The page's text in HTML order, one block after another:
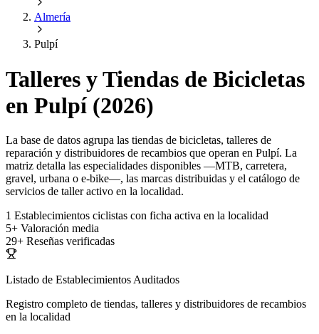
Almería
Pulpí
Talleres y Tiendas de Bicicletas
en Pulpí (2026)
La base de datos agrupa las tiendas de bicicletas, talleres de
reparación y distribuidores de recambios que operan en Pulpí. La
matriz detalla las especialidades disponibles —MTB, carretera,
gravel, urbana o e-bike—, las marcas distribuidas y el catálogo de
servicios de taller activo en la localidad.
1 Establecimientos ciclistas con ficha activa en la localidad
5+ Valoración media
29+ Reseñas verificadas
Listado de Establecimientos Auditados
Registro completo de tiendas, talleres y distribuidores de recambios
en la localidad